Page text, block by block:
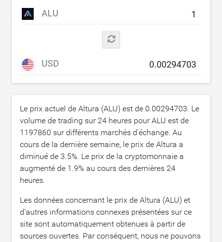
ALU
USD
Le prix actuel de Altura (ALU) est de 0.00294703. Le
volume de trading sur 24 heures pour ALU est de
1197860 sur différents marchés d'échange. Au
cours de la dernière semaine, le prix de Altura a
diminué de 3.5%. Le prix de la cryptomonnaie a
augmenté de 1.9% au cours des dernières 24
heures.
Les données concernant le prix de Altura (ALU) et
d'autres informations connexes présentées sur ce
site sont automatiquement obtenues à partir de
sources ouvertes. Par conséquent, nous ne pouvons